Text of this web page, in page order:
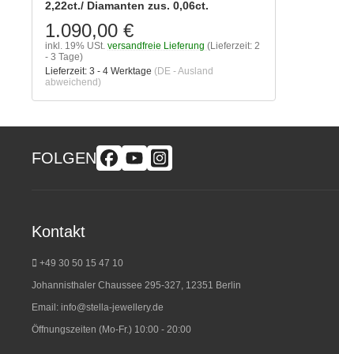
2,22ct./ Diamanten zus. 0,06ct.
1.090,00 €
inkl. 19% USt. versandfreie Lieferung (Lieferzeit: 2
- 3 Tage)
Lieferzeit: 3 - 4 Werktage (DE - Ausland
abweichend)
FOLGEN
Kontakt
+49 30 50 15 47 10
Johannisthaler Chaussee 295-327, 12351 Berlin
Email: info@stella-jewellery.de
Öffnungszeiten (Mo-Fr.) 10:00 - 20:00